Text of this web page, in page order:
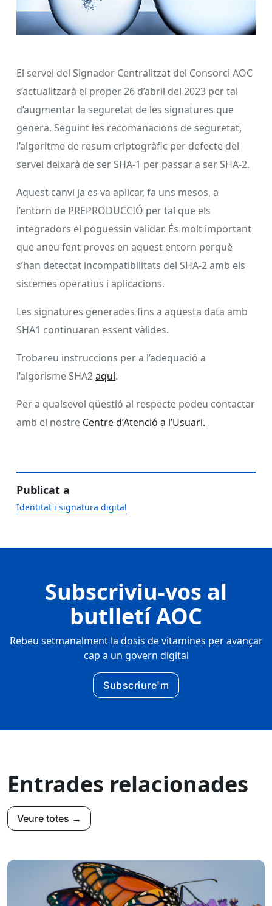
El servei del Signador Centralitzat del Consorci AOC
s’actualitzarà el proper 26 d’abril del 2023 per tal
d’augmentar la seguretat de les signatures que
genera. Seguint les recomanacions de seguretat,
l’algoritme de resum criptogràfic per defecte del
servei deixarà de ser SHA-1 per passar a ser SHA-2.
Aquest canvi ja es va aplicar, fa uns mesos, a
l’entorn de PREPRODUCCIÓ per tal que els
integradors el poguessin validar. És molt important
que aneu fent proves en aquest entorn perquè
s’han detectat incompatibilitats del SHA-2 amb els
sistemes operatius i aplicacions.
Les signatures generades fins a aquesta data amb
SHA1 continuaran essent vàlides.
Trobareu instruccions per a l’adequació a
l’algorisme SHA2aquí.
Per a qualsevol qüestió al respecte podeu contactar
amb el nostre Centre d’Atenció a l’Usuari.
Publicat a
Identitat i signatura digital
Subscriviu-vos al
butlletí AOC
Rebeu setmanalment la dosis de vitamines per avançar
cap a un govern digital
Subscriure'm
Entrades relacionades
Veure totes →